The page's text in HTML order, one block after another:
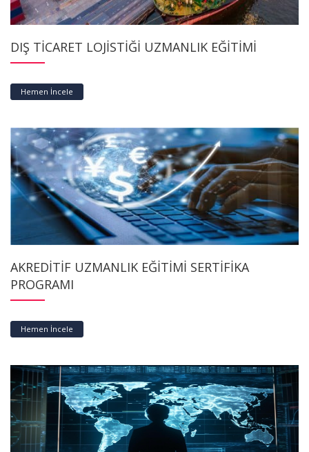
DIŞ TİCARET LOJİSTİĞİ UZMANLIK EĞİTİMİ
Hemen İncele
AKREDİTİF UZMANLIK EĞİTİMİ SERTİFİKA
PROGRAMI
Hemen İncele